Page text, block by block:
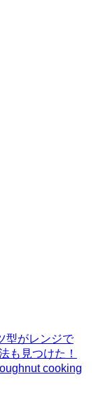
型がレンジで
も見つけた！
cooking